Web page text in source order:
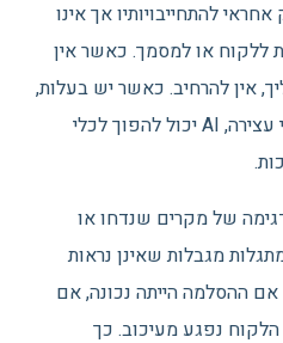
להתחייבויותיו אך אינו
ללקוח או למסמך. כאשר אין
אין להרחיב. כאשר יש בעלות,
מקורות נגישים, מדדים ותנאי עצירה, AI יכול להפוך לכלי
של מקרים שנדחו או
מגבלות שאינן נראות
ההסלמה הייתה נכונה, אם
נפגע מעיכוב. כך